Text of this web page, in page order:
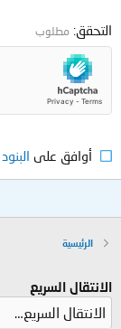
التحقق مطلوب
أوافق على البنود
الرئيسية
الانتقال السريع